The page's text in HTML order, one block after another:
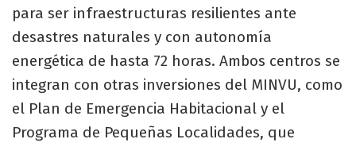
para ser infraestructuras resilientes ante
desastres naturales y con autonomía
energética de hasta 72 horas. Ambos centros se
integran con otras inversiones del MINVU, como
el Plan de Emergencia Habitacional y el
Programa de Pequeñas Localidades, que